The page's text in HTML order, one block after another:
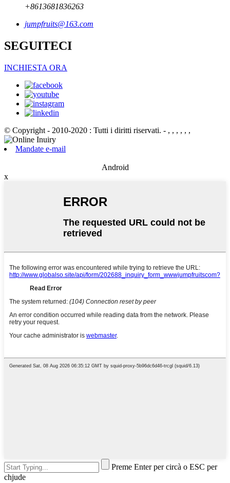
+8613681836263
jumpfruits@163.com
SEGUITECI
INCHIESTA ORA
© Copyright - 2010-2020 : Tutti i diritti riservati. - , , , , , ,
Mandate e-mail
Android
x
Preme Enter per circà o ESC per
chjude